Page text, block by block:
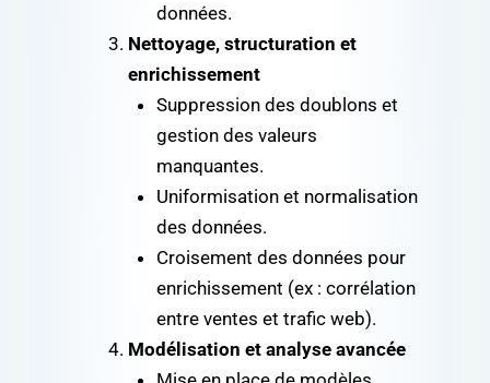
données.
Nettoyage, structuration et
enrichissement
Suppression des doublons et
gestion des valeurs
manquantes.
Uniformisation et normalisation
des données.
Croisement des données pour
enrichissement (ex : corrélation
entre ventes et trafic web).
Modélisation et analyse avancée